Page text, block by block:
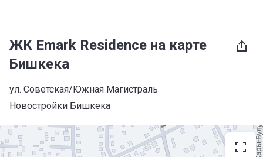
ЖК Emark Residence на карте
Бишкека
ул. Советская/Южная Магистраль
Новостройки Бишкека